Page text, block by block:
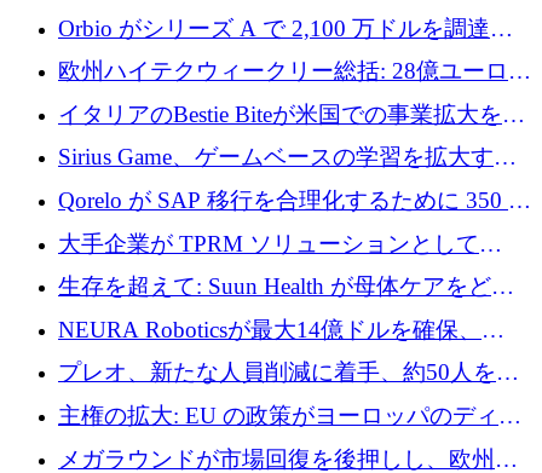
アグリテクノロジーのイノベーションを支援
するファンド III の初回クローズ額が 1 億ドル
に到達
Orbio がシリーズ A で 2,100 万ドルを調達、
AI 労働力管理を世界の最前線の労働者に提供
欧州ハイテクウィークリー総括: 28億ユーロの
取引と5月のハイライト
イタリアのBestie Biteが米国での事業拡大を加
速するために150万ユーロを調達
Sirius Game、ゲームベースの学習を拡大する
ために 130 万ユーロの資金調達を完了
Qorelo が SAP 移行を合理化するために 350 万
ドルを調達
大手企業が TPRM ソリューションとして
Vanta を選択する理由
生存を超えて: Suun Health が母体ケアをどの
ように再考しているか
NEURA Roboticsが最大14億ドルを確保、
Bending Spoonsが米国IPOを申請、英国首相が
4億ポンドのチップ計画を発表
プレオ、新たな人員削減に着手、約50人を解
雇
主権の拡大: EU の政策がヨーロッパのディー
プテック戦略をどのように再構築しているか
メガラウンドが市場回復を後押しし、欧州の